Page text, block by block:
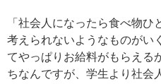
「社会人になったら食べ物
考えられないようなものがい
てやっぱりお給料がもらえる
ちなんですが、学生より社会